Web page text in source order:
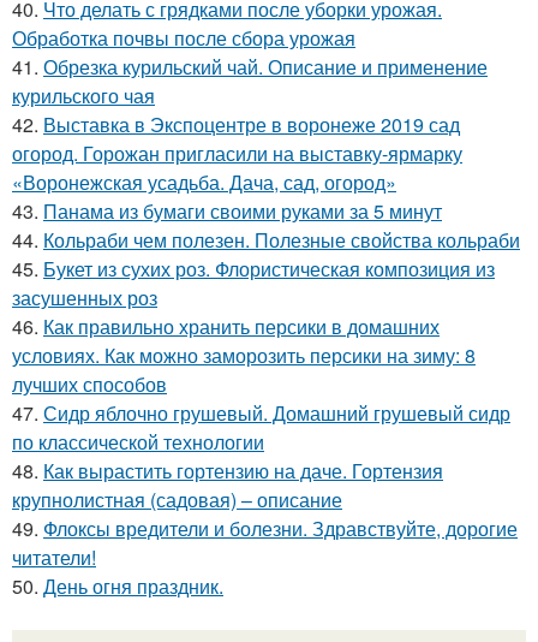
40. Что делать с грядками после уборки урожая.
Обработка почвы после сбора урожая
41. Обрезка курильский чай. Описание и применение
курильского чая
42. Выставка в Экспоцентре в воронеже 2019 сад
огород. Горожан пригласили на выставку-ярмарку
«Воронежская усадьба. Дача, сад, огород»
43. Панама из бумаги своими руками за 5 минут
44. Кольраби чем полезен. Полезные свойства кольраби
45. Букет из сухих роз. Флористическая композиция из
засушенных роз
46. Как правильно хранить персики в домашних
условиях. Как можно заморозить персики на зиму: 8
лучших способов
47. Сидр яблочно грушевый. Домашний грушевый сидр
по классической технологии
48. Как вырастить гортензию на даче. Гортензия
крупнолистная (садовая) – описание
49. Флоксы вредители и болезни. Здравствуйте, дорогие
читатели!
50. День огня праздник.